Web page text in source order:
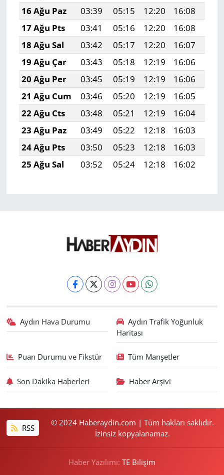
16 Ağu Paz
03:39 05:15 12:20 16:08
17 Ağu Pts
03:41 05:16 12:20 16:08
18 Ağu Sal
03:42 05:17 12:20 16:07
19 Ağu Çar
03:43 05:18 12:19 16:06
20 Ağu Per
03:45 05:19 12:19 16:06
21 Ağu Cum
03:46 05:20 12:19 16:05
22 Ağu Cts
03:48 05:21 12:19 16:04
23 Ağu Paz
03:49 05:22 12:18 16:03
24 Ağu Pts
03:50 05:23 12:18 16:03
25 Ağu Sal
03:52 05:24 12:18 16:02
Aydın Hava Durumu
Aydın Trafik Yoğunluk
Haritası
Puan Durumu ve Fikstür Tüm Manşetler
Son Dakika Haberleri Haber Arşivi
RSS
© 2024 Haberaydin.com | Tüm hakları saklıdır.
İzinsiz kopyalanamaz.
Haber Yazılımı: TE Bilişim